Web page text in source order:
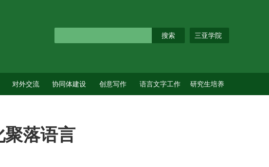
三亚学院
对外交流 协同体建设 创意写作 语言文字工作 研究生培养
落语言